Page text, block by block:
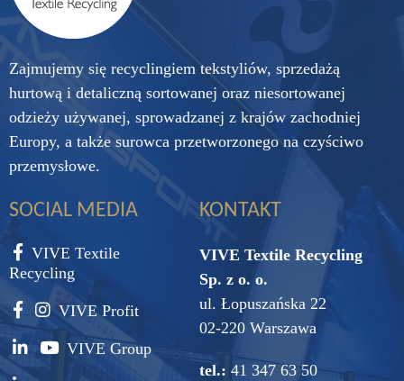
Zajmujemy się recyclingiem tekstyliów, sprzedażą
hurtową i detaliczną sortowanej oraz niesortowanej
odzieży używanej, sprowadzanej z krajów zachodniej
Europy, a także surowca przetworzonego na czyściwo
przemysłowe.
SOCIAL MEDIA
VIVE Textile
Recycling
VIVE Profit
VIVE Group
KONTAKT
VIVE Textile Recycling
Sp. z o. o.
ul. Łopuszańska 22
02-220 Warszawa
tel.: 41 347 63 50